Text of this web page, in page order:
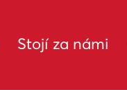
Stojí za námi